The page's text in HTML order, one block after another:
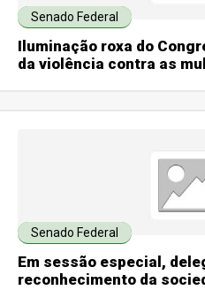
Senado Federal
Iluminação roxa do
da violência contra as
Senado Federal
Em sessão especial,
reconhecimento da